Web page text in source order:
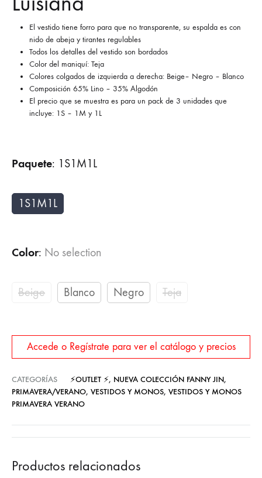
El vestido tiene forro para que no transparente, su espalda es con
nido de abeja y tirantes regulables
Todos los detalles del vestido son bordados
Color del maniquí: Teja
Colores colgados de izquierda a derecha: Beige– Negro – Blanco
Composición 65% Lino – 35% Algodón
El precio que se muestra es para un pack de 3 unidades que
incluye: 1S – 1M y 1L
Paquete: 1S1M1L
1S1M1L
Color: No selection
Beige Blanco Negro Teja
Accede o Regístrate para ver el catálogo y precios
CATEGORÍAS ⚡OUTLET ⚡, NUEVA COLECCIÓN FANNY JIN,
PRIMAVERA/VERANO, VESTIDOS Y MONOS, VESTIDOS Y MONOS
PRIMAVERA VERANO
Productos relacionados